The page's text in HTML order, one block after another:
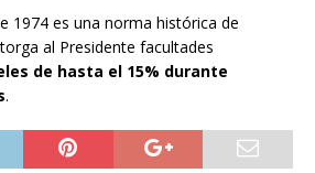
1974 es una norma histórica de
al Presidente facultades
de hasta el 15% durante
.